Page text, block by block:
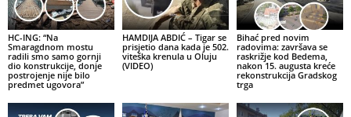
HC-ING: “Na
Smaragdnom mostu
radili smo samo gornji
dio konstrukcije, donje
postrojenje nije bilo
predmet ugovora”
HAMDIJA ABDIĆ – Tigar se
prisjetio dana kada je 502.
viteška krenula u Oluju
(VIDEO)
Bihać pred novim
radovima: završava se
raskrižje kod Bedema,
nakon 15. augusta kreće
rekonstrukcija Gradskog
trga